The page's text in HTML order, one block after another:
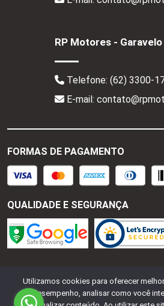
RP Motores - Garavelo
Telefone: (62) 3300-
E-mail:
FORMAS DE PAGAMENTO
QUALIDADE E SEGURANÇA
direitos reservados.2026
Utilizamos cookies para oferecer
desempenho, analisar como você